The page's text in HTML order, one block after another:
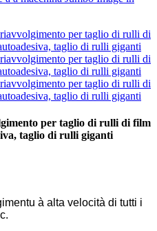
per taglio di rulli di film
taglio di rulli giganti
à alta velocità di tutti i